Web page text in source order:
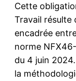
Cette
Travail résulte
encadrée
norme
du 4 juin
la